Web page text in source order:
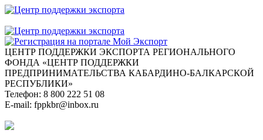
ЦЕНТР ПОДДЕРЖКИ ЭКСПОРТА РЕГИОНАЛЬНОГО
ФОНДА «ЦЕНТР ПОДДЕРЖКИ
ПРЕДПРИНИМАТЕЛЬСТВА КАБАРДИНО-БАЛКАРСКОЙ
РЕСПУБЛИКИ»
Телефон: 8 800 222 51 08
E-mail: fppkbr@inbox.ru